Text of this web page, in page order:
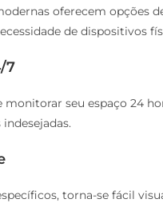
oferecem opções
de dispositivos
7
monitorar seu espaço 24
torna-se fácil